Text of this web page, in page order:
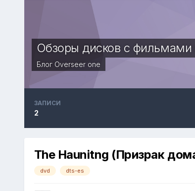
Обзоры дисков с фильмами
Блог Overseer one
ЗАПИСИ
2
The Haunitng (Призрак
dvd dts-es